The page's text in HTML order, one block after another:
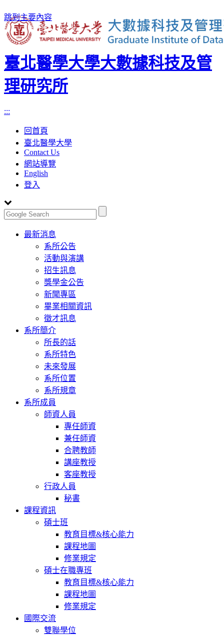
跳到主要內容
臺北醫學大學大數據科技及管
理研究所
:::
回首頁
臺北醫學大學
Contact Us
網站導覽
English
登入
Toggle
navigation
最新消息
系所公告
活動與演講
招生訊息
獎學金公告
新聞專區
畢業相關資訊
徵才訊息
系所簡介
所長的話
系所特色
未來發展
系所位置
系所規章
系所成員
師資人員
專任師資
兼任師資
合聘教師
講座教授
客座教授
行政人員
秘書
課程資訊
碩士班
教育目標&核心能力
課程地圖
修業規定
碩士在職專班
教育目標&核心能力
課程地圖
修業規定
國際交流
雙聯學位